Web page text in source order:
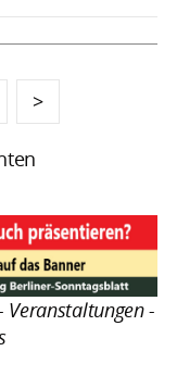
>
Veranstaltungen -